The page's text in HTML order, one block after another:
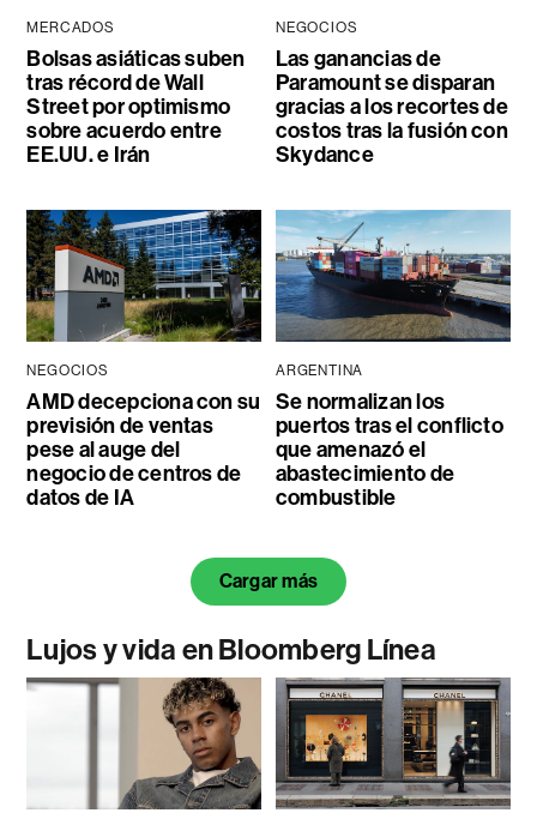
MERCADOS
Bolsas asiáticas suben
tras récord de Wall
Street por optimismo
sobre acuerdo entre
EE.UU. e Irán
NEGOCIOS
Las ganancias de
Paramount se disparan
gracias a los recortes de
costos tras la fusión con
Skydance
NEGOCIOS
AMD decepciona con su
previsión de ventas
pese al auge del
negocio de centros de
datos de IA
ARGENTINA
Se normalizan los
puertos tras el conflicto
que amenazó el
abastecimiento de
combustible
Cargar más
Lujos y vida en Bloomberg Línea